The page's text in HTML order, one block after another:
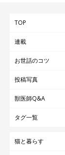
TOP
連載
お世話のコツ
投稿写真
獣医師Q&A
タグ一覧
猫と暮らす